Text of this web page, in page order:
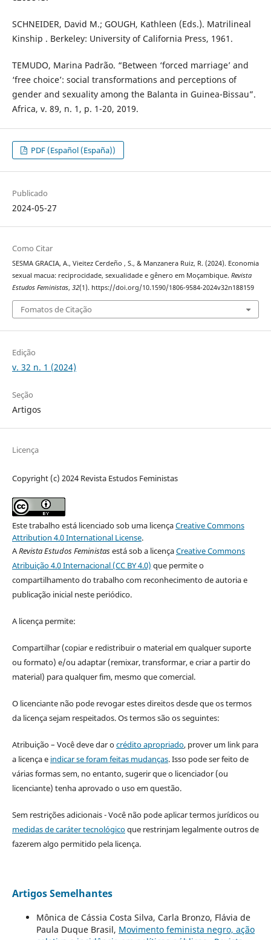
SCHNEIDER, David M.; GOUGH, Kathleen (Eds.). Matrilineal
Kinship . Berkeley: University of California Press, 1961.
TEMUDO, Marina Padrão. “Between ‘forced marriage’ and
‘free choice’: social transformations and perceptions of
gender and sexuality among the Balanta in Guinea-Bissau”.
Africa, v. 89, n. 1, p. 1-20, 2019.
PDF (Español (España))
Publicado
2024-05-27
Como Citar
SESMA GRACIA, A., Vieitez Cerdeño , S., & Manzanera Ruiz, R. (2024). Economia
sexual macua: reciprocidade, sexualidade e gênero em Moçambique. Revista
Estudos Feministas, 32(1). https://doi.org/10.1590/1806-9584-2024v32n188159
Fomatos de Citação
Edição
v. 32 n. 1 (2024)
Seção
Artigos
Licença
Copyright (c) 2024 Revista Estudos Feministas
Este trabalho está licenciado sob uma licençaCreative Commons
Attribution 4.0 International License.
ARevista Estudos Feministasestá sob a licençaCreative Commons
Atribuição 4.0 Internacional (CC BY 4.0) que permite o
compartilhamento do trabalho com reconhecimento de autoria e
publicação inicial neste periódico.
A licença permite:
Compartilhar (copiar e redistribuir o material em qualquer suporte
ou formato) e/ou adaptar (remixar, transformar, e criar a partir do
material) para qualquer fim, mesmo que comercial.
O licenciante não pode revogar estes direitos desde que os termos
da licença sejam respeitados. Os termos são os seguintes:
Atribuição – Você deve dar ocrédito apropriado, prover um link para
a licença e indicar se foram feitas mudanças. Isso pode ser feito de
várias formas sem, no entanto, sugerir que o licenciador (ou
licenciante) tenha aprovado o uso em questão.
Sem restrições adicionais - Você não pode aplicar termos jurídicos ou
medidas de caráter tecnológicoque restrinjam legalmente outros de
fazerem algo permitido pela licença.
Artigos Semelhantes
Mônica de Cássia Costa Silva, Carla Bronzo, Flávia de
Paula Duque Brasil, Movimento feminista negro, ação